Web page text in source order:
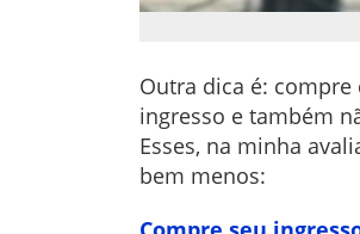
Outra dica é:
ingresso e também
Esses, na minha
bem menos: